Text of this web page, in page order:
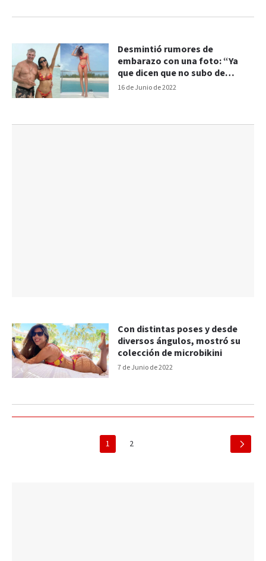
16 de Junio de 2022
Desmintió rumores de
embarazo con una foto: “Ya
que dicen que no subo de
frente”
7 de Junio de 2022
Con distintas poses y desde
diversos ángulos, mostró su
colección de microbikini
1 2